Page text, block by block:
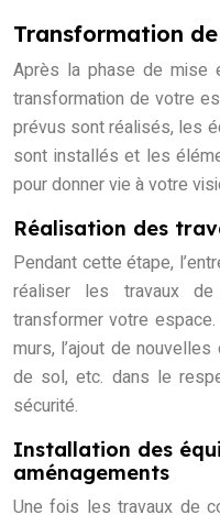
Transformation de
Après la phase de mise
transformation de votre
prévus sont réalisés, les
sont installés et les
pour donner vie à votre
Réalisation des
Pendant cette étape,
réaliser les travaux de
transformer votre
murs, l’ajout de
de sol, etc. dans le
sécurité.
Installation des
aménagements
Une fois les travaux de